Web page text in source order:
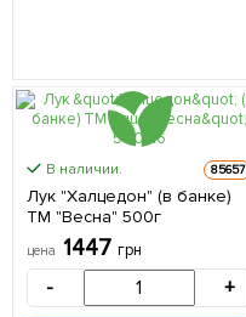
В наличии. 85657
Лук "Халцедон" (в банке)
ТМ "Весна" 500г
цена 1447 грн
- +